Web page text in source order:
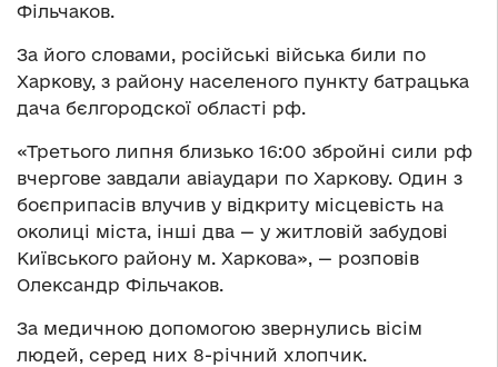
Фільчаков.
За його словами, російські війська били по
Харкову, з району населеного пункту батрацька
дача бєлгородскої області рф.
«Третього липня близько 16:00 збройні сили рф
вчергове завдали авіаудари по Харкову. Один з
боєприпасів влучив у відкриту місцевість на
околиці міста, інші два — у житловій забудові
Київського району м. Харкова», — розповів
Олександр Фільчаков.
За медичною допомогою звернулись вісім
людей, серед них 8-річний хлопчик.